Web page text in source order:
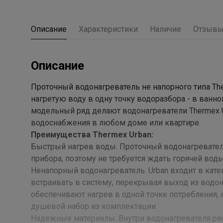
Описание Характеристики Наличие Отзывы
Описание
Проточный водонагреватель не напорного типа
нагретую воду в одну точку водоразбора - в
модельный ряд делают водонагреватели Thermex
водоснабжения в любом доме или квартире.
Преимущества Thermex Urban:
Быстрый нагрев воды. Проточный
прибора, поэтому не требуется ждать горячей
Ненапорный водонагреватель. Urban входит в
встраивать в систему, перекрывая выход из
обеспечивают нагрев в одной точке
душевой набор из комплектации.
Надежные материалы. Внутри водонагревателя